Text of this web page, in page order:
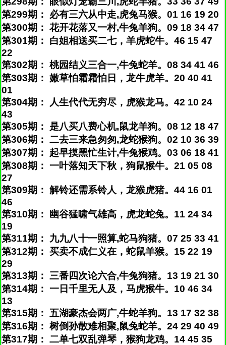
第299期： 必有三六从中走,虎兔马猴。01 16 19 20
第300期： 花开花落又一村,牛兔羊狗。09 18 34 47
第301期： 白姐相送买二七，羊虎蛇牛。46 15 47
22
第302期： 桃园结义三合一,牛兔蛇羊。08 34 41 46
第303期： 嫩草怕霜霜怕日，龙牛虎羊。20 40 41
01
第304期： 人生代代无穷尽，虎猴龙马。42 10 24
43
第305期： 是八买八费心机,鼠龙羊狗。08 12 18 47
第306期： 二去三来急匆匆,龙蛇猴狗。02 10 36 39
第307期： 起早摸黑忙生计,牛兔猴鸡。03 06 18 41
第308期： 一叶落知天下秋，狗鼠猴牛。21 05 08
27
第309期： 解铃还需系铃人，龙猴虎猪。44 16 01
46
第310期： 幽谷猛啸气雄高，虎龙蛇兔。11 24 34
19
第311期： 九九八十一照算,蛇马狗猪。07 25 33 41
第312期： 买卖不成仁义在，蛇鼠羊猴。15 22 19
29
第313期： 三番四次论六合,牛兔狗猪。13 19 21 30
第314期： 一日千里无人及，马虎猴牛。10 46 34
13
第315期： 五湖豪杰会两广,牛蛇羊狗。13 17 32 38
第316期： 树倒孙散难相聚,鼠兔蛇羊。24 29 40 49
第317期： 二单七双乱弹琴，猴狗龙鸡。14 45 35